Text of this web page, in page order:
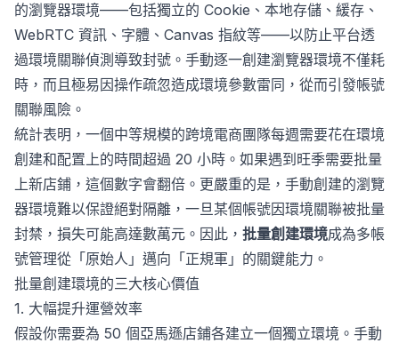
的瀏覽器環境——包括獨立的 Cookie、本地存儲、緩存、
WebRTC 資訊、字體、Canvas 指紋等——以防止平台透
過環境關聯偵測導致封號。手動逐一創建瀏覽器環境不僅耗
時，而且極易因操作疏忽造成環境參數雷同，從而引發帳號
關聯風險。
統計表明，一個中等規模的跨境電商團隊每週需要花在環境
創建和配置上的時間超過 20 小時。如果遇到旺季需要批量
上新店鋪，這個數字會翻倍。更嚴重的是，手動創建的瀏覽
器環境難以保證絕對隔離，一旦某個帳號因環境關聯被批量
封禁，損失可能高達數萬元。因此， 批量創建環境成為多帳
號管理從「原始人」邁向「正規軍」的關鍵能力。
批量創建環境的三大核心價值
1. 大幅提升運營效率
假設你需要為 50 個亞馬遜店鋪各建立一個獨立環境。手動